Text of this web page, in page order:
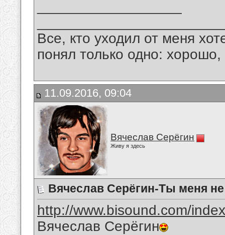
Все, кто уходил от меня
понял только одно:
11.09.2016, 09:04
Вячеслав Серёгин
Живу я здесь
Вячеслав Серёгин-Ты меня
http://www.bisound.com/
Вячеслав Серёгин